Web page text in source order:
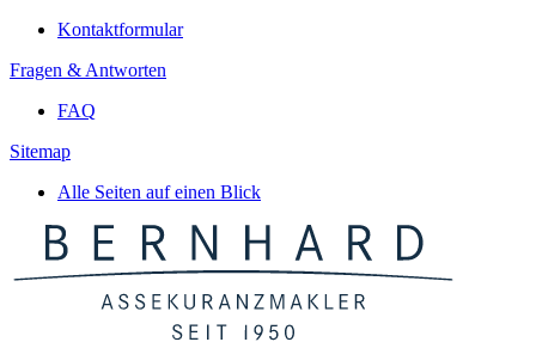
Kontaktformular
Fragen & Antworten
FAQ
Sitemap
Alle Seiten auf einen Blick